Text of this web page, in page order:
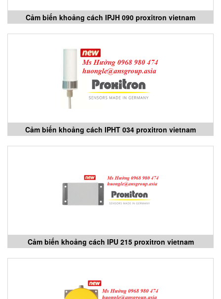
Cảm biến khoảng cách IPJH 090 proxitron vietnam
Cảm biến khoảng cách IPHT 034 proxitron vietnam
Cảm biến khoảng cách IPU 215 proxitron vietnam